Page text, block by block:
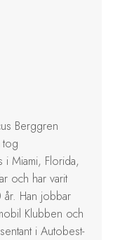
Berggren
i Miami, Florida,
och har varit
år. Han jobbar
Klubben och
i Autobest-